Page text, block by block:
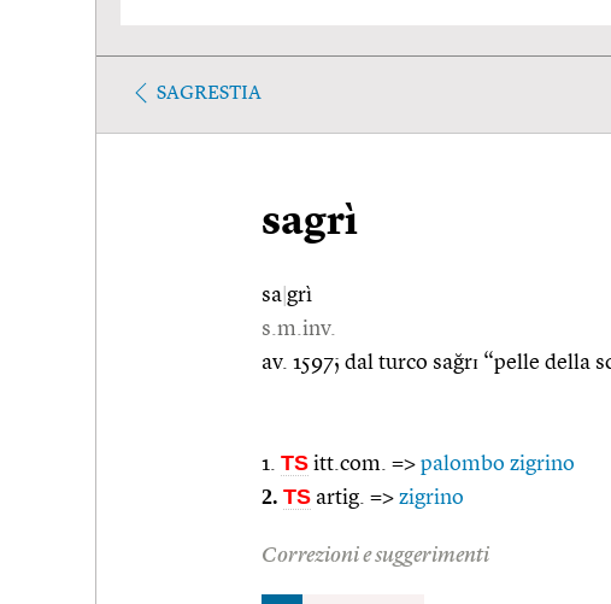
SAGRESTIA
sagrì
sa grì
s.m.inv.
av. 1597; dal turco sağrɪ “pelle della
1. TS itt.com. => palombo zigrino
2. TS artig. => zigrino
Correzioni e suggerimenti